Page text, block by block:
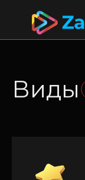
Виды